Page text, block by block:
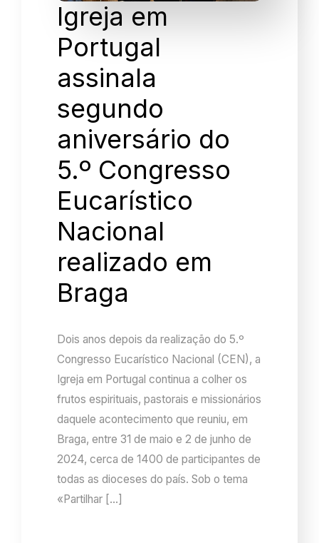
Igreja em
Portugal
assinala
segundo
aniversário do
5.º Congresso
Eucarístico
Nacional
realizado em
Braga
Dois anos depois da realização do 5.º
Congresso Eucarístico Nacional (CEN), a
Igreja em Portugal continua a colher os
frutos espirituais, pastorais e missionários
daquele acontecimento que reuniu, em
Braga, entre 31 de maio e 2 de junho de
2024, cerca de 1400 de participantes de
todas as dioceses do país. Sob o tema
«Partilhar […]